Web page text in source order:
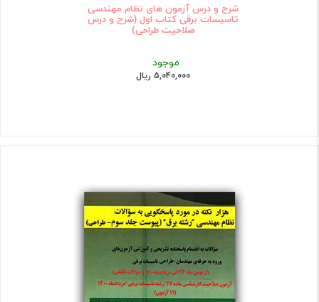
شرح و درس آزمون های نظام مهندسی
تاسیسات برقی کتاب اول (شرح و درس
صلاحیت طراحی)
موجود
5,040,000 ریال